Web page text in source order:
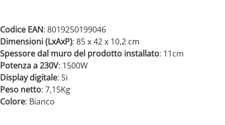
Codice EAN: 8019250199046
Dimensioni (LxAxP): 85 x 42 x 10,2 cm
Spessore dal muro del prodotto installato: 11cm
Potenza a 230V: 1500W
Display digitale: Si
Peso netto: 7,15Kg
Colore: Bianco